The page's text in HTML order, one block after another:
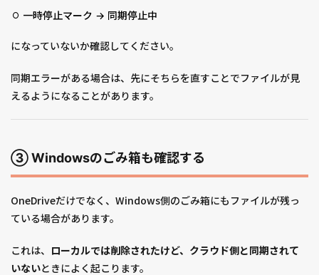
一時停止マーク → 同期停止中
になっていないか確認してください。
同期エラーがある場合は、先にそちらを直すことでファイルが見
えるようになることがあります。
③ Windowsのごみ箱も確認する
OneDriveだけでなく、Windows側のごみ箱にもファイルが残っ
ている場合があります。
これは、 ローカルでは削除されたけど、クラウド側と同期されて
いないときによく起こります。